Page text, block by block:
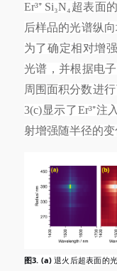
Er³⁺ Si₃N₄超表
后样品的光谱纵
为了确定相对增
光谱，并根据电
周围面积分数进
3(c)显示了Er³⁺注
射增强随半径的变
图3. (a)退火后超表面的